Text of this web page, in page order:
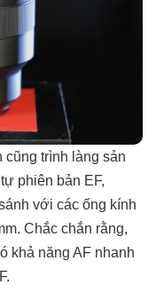
cũng trình làng sản
phiên bản EF,
với các ống kính
Chắc chắn rằng,
khả năng AF nhanh